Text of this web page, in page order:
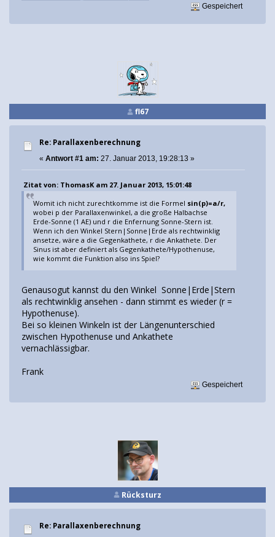
Gespeichert
fl67
Re: Parallaxenberechnung
« Antwort #1 am: 27. Januar 2013, 19:28:13 »
Zitat von: ThomasK am 27. Januar 2013, 15:01:48
Womit ich nicht zurechtkomme ist die Formel sin(p)=a/r,
wobei p der Parallaxenwinkel, a die große Halbachse
Erde-Sonne (1 AE) und r die Enfernung Sonne-Stern ist.
Wenn ich den Winkel Stern|Sonne|Erde als rechtwinklig
ansetze, wäre a die Gegenkathete, r die Ankathete. Der
Sinus ist aber definiert als Gegenkathete/Hypothenuse,
wie kommt die Funktion also ins Spiel?
Genausogut kannst du den Winkel Sonne|Erde|Stern
als rechtwinklig ansehen - dann stimmt es wieder (r =
Hypothenuse).
Bei so kleinen Winkeln ist der Längenunterschied
zwischen Hypothenuse und Ankathete
vernachlässigbar.
Frank
Gespeichert
Rücksturz
Re: Parallaxenberechnung